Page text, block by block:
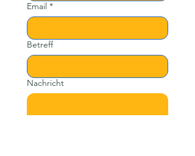
Email *
Betreff
Nachricht